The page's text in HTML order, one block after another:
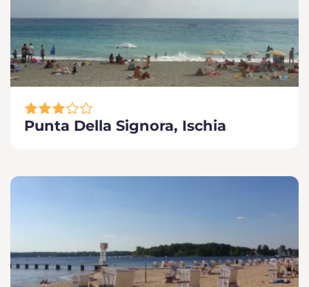
Punta Della Signora, Ischia